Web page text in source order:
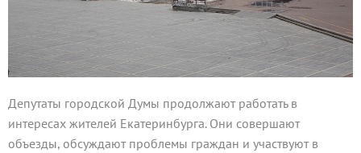
Депутаты городской Думы продолжают работать в
интересах жителей Екатеринбурга. Они совершают
объезды, обсуждают проблемы граждан и участвуют в